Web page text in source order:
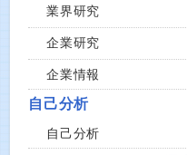
業界研究
企業研究
企業情報
自己分析
自己分析